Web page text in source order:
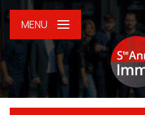
MENU